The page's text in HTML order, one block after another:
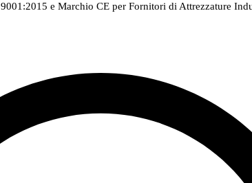
e Marchio CE per Fornitori di Attrezzature